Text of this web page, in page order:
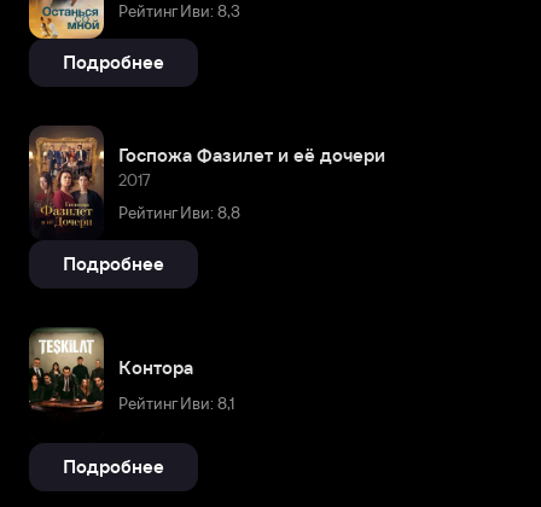
Рейтинг Иви: 8,3
Подробнее
Госпожа Фазилет и её дочери
2017
Рейтинг Иви: 8,8
Подробнее
Контора
Рейтинг Иви: 8,1
Подробнее